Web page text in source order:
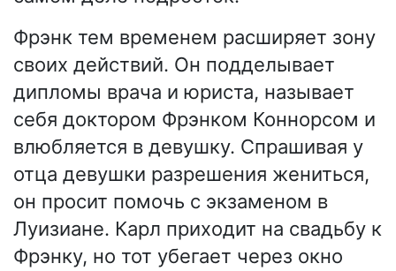
Фрэнк тем временем расширяет зону
своих действий. Он подделывает
дипломы врача и юриста, называет
себя доктором Фрэнком Коннорсом и
влюбляется в девушку. Спрашивая у
отца девушки разрешения жениться,
он просит помочь с экзаменом в
Луизиане. Карл приходит на свадьбу к
Фрэнку, но тот убегает через окно